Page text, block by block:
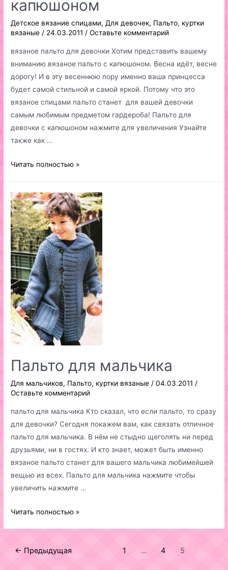
капюшоном
Детское вязание спицами, Для девочек, Пальто, куртки
вязаные / 24.03.2011 /Оставьте комментарий
вязаное пальто для девочки Хотим представить вашему
вниманию вязаное пальто с капюшоном. Весна идёт, весне
дорогу! И в эту весеннюю пору именно ваша принцесса
будет самой стильной и самой яркой. Потому что это
вязаное спицами пальто станет для вашей девочки
самым любимым предметом гардероба! Пальто для
девочки с капюшоном нажмите для увеличения Узнайте
также как …
Пальто
с
капюшоном
Читать полностью »
Пальто для мальчика
Для мальчиков, Пальто, куртки вязаные /04.03.2011 /
Оставьте комментарий
пальто для мальчика Кто сказал, что если пальто, то сразу
для девочки? Сегодня покажем вам, как связать отличное
пальто для мальчика. В нём не стыдно щеголять ни перед
друзьями, ни в гостях. И кто знает, может быть именно
вязаное пальто станет для вашего мальчика любимейшей
вещью из всех. Пальто для мальчика нажмите чтобы
увеличить нажмите …
Пальто
Читать полностью »
Навигация
← Предыдущая 1 … 4 5